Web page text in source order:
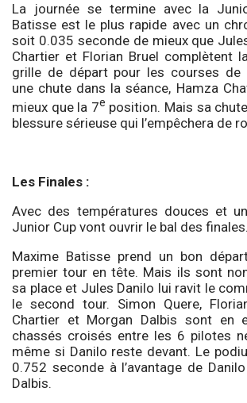
La journée se termine avec la
Batisse est le plus rapide avec un
soit 0.035 seconde de mieux que
Chartier et Florian Bruel complètent
grille de départ pour les courses de
une chute dans la séance, Hamza
mieux que la 7e position. Mais sa
blessure sérieuse qui l’empêchera de
Les Finales :
Avec des températures douces et
Junior Cup vont ouvrir le bal des finales.
Maxime Batisse prend un bon
premier tour en tête. Mais ils sont
sa place et Jules Danilo lui ravit le
le second tour. Simon Quere,
Chartier et Morgan Dalbis sont en
chassés croisés entre les 6 pilotes
même si Danilo reste devant. Le
0.752 seconde à l’avantage de
Dalbis.